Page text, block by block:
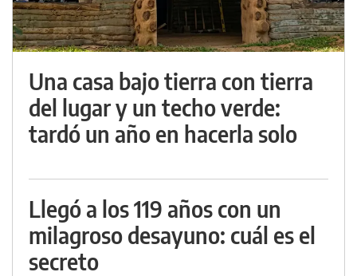
Una casa bajo tierra con tierra
del lugar y un techo verde:
tardó un año en hacerla solo
Llegó a los 119 años con un
milagroso desayuno: cuál es el
secreto